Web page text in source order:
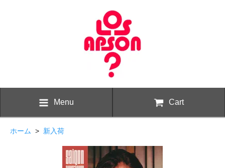
Menu Cart
ホーム > 新入荷